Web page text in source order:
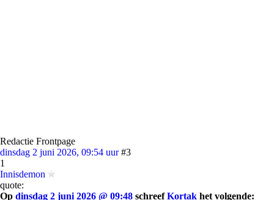
Redactie Frontpage
dinsdag 2 juni 2026, 09:54 uur #3
1
Innisdemon
quote:
Op dinsdag 2 juni 2026 @ 09:48 schreefKortak het volgende: